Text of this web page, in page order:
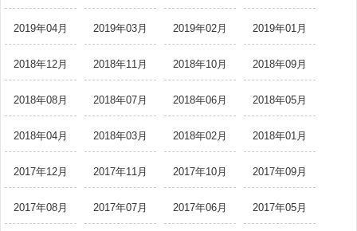
2019年04月 2019年03月 2019年02月 2019年01月
2018年12月 2018年11月 2018年10月 2018年09月
2018年08月 2018年07月 2018年06月 2018年05月
2018年04月 2018年03月 2018年02月 2018年01月
2017年12月 2017年11月 2017年10月 2017年09月
2017年08月 2017年07月 2017年06月 2017年05月